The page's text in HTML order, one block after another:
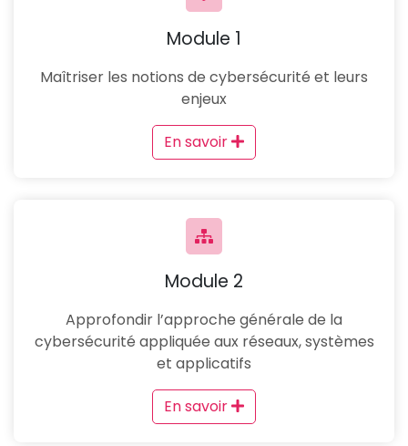
Module 1
Maîtriser les notions de cybersécurité et leurs
enjeux
En savoir
Module 2
Approfondir l’approche générale de la
cybersécurité appliquée aux réseaux, systèmes
et applicatifs
En savoir